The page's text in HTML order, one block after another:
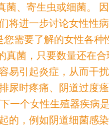
、寄生虫或细菌。
将进一步讨论女性性
需要了解的女性各种
菌，只要数量还在合
易引起炎症，从而干
尿时疼痛、阴道过度
一个女性生殖器疾病
的，例如阴道细菌感